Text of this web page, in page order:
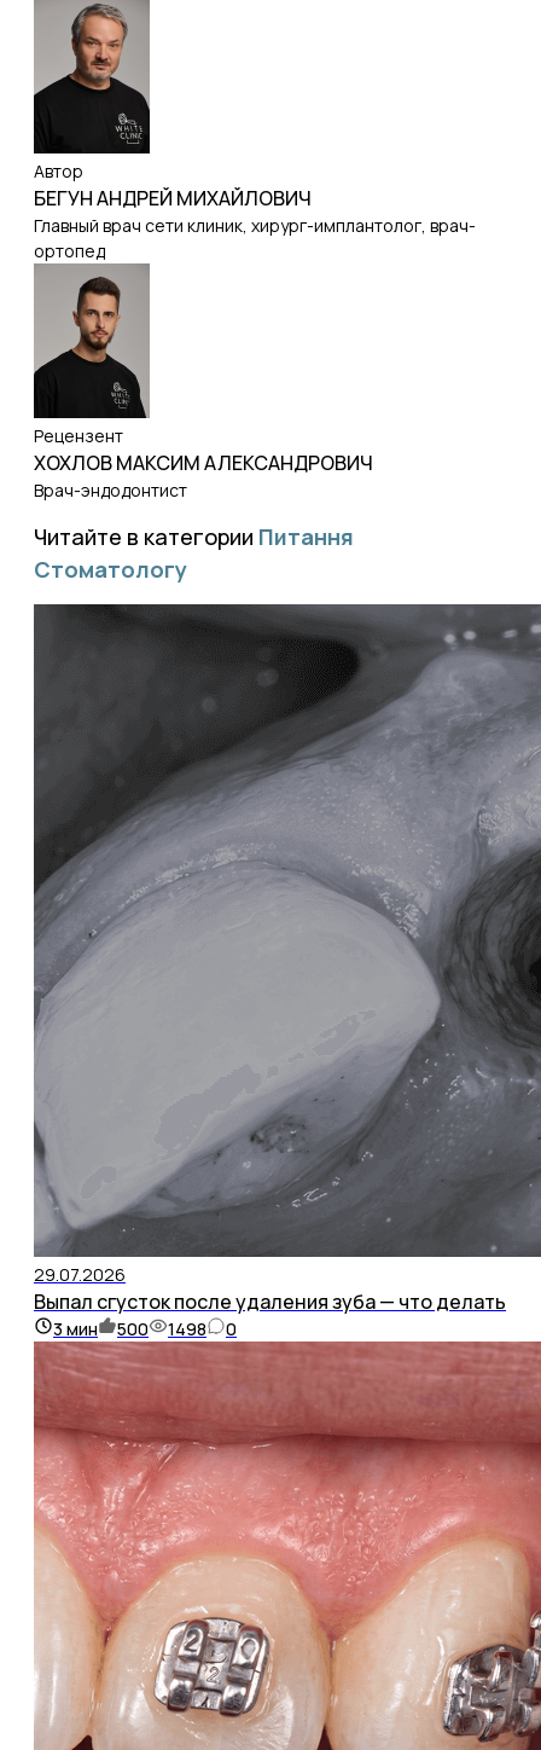
Автор
БЕГУН АНДРЕЙ МИХАЙЛОВИЧ
Главный врач сети клиник, хирург-имплантолог, врач-
ортопед
Рецензент
ХОХЛОВ МАКСИМ АЛЕКСАНДРОВИЧ
Врач-эндодонтист
Читайте в категории Питання
Стоматологу
29.07.2026
Выпал сгусток после удаления зуба — что делать
3 мин 500 1498 0